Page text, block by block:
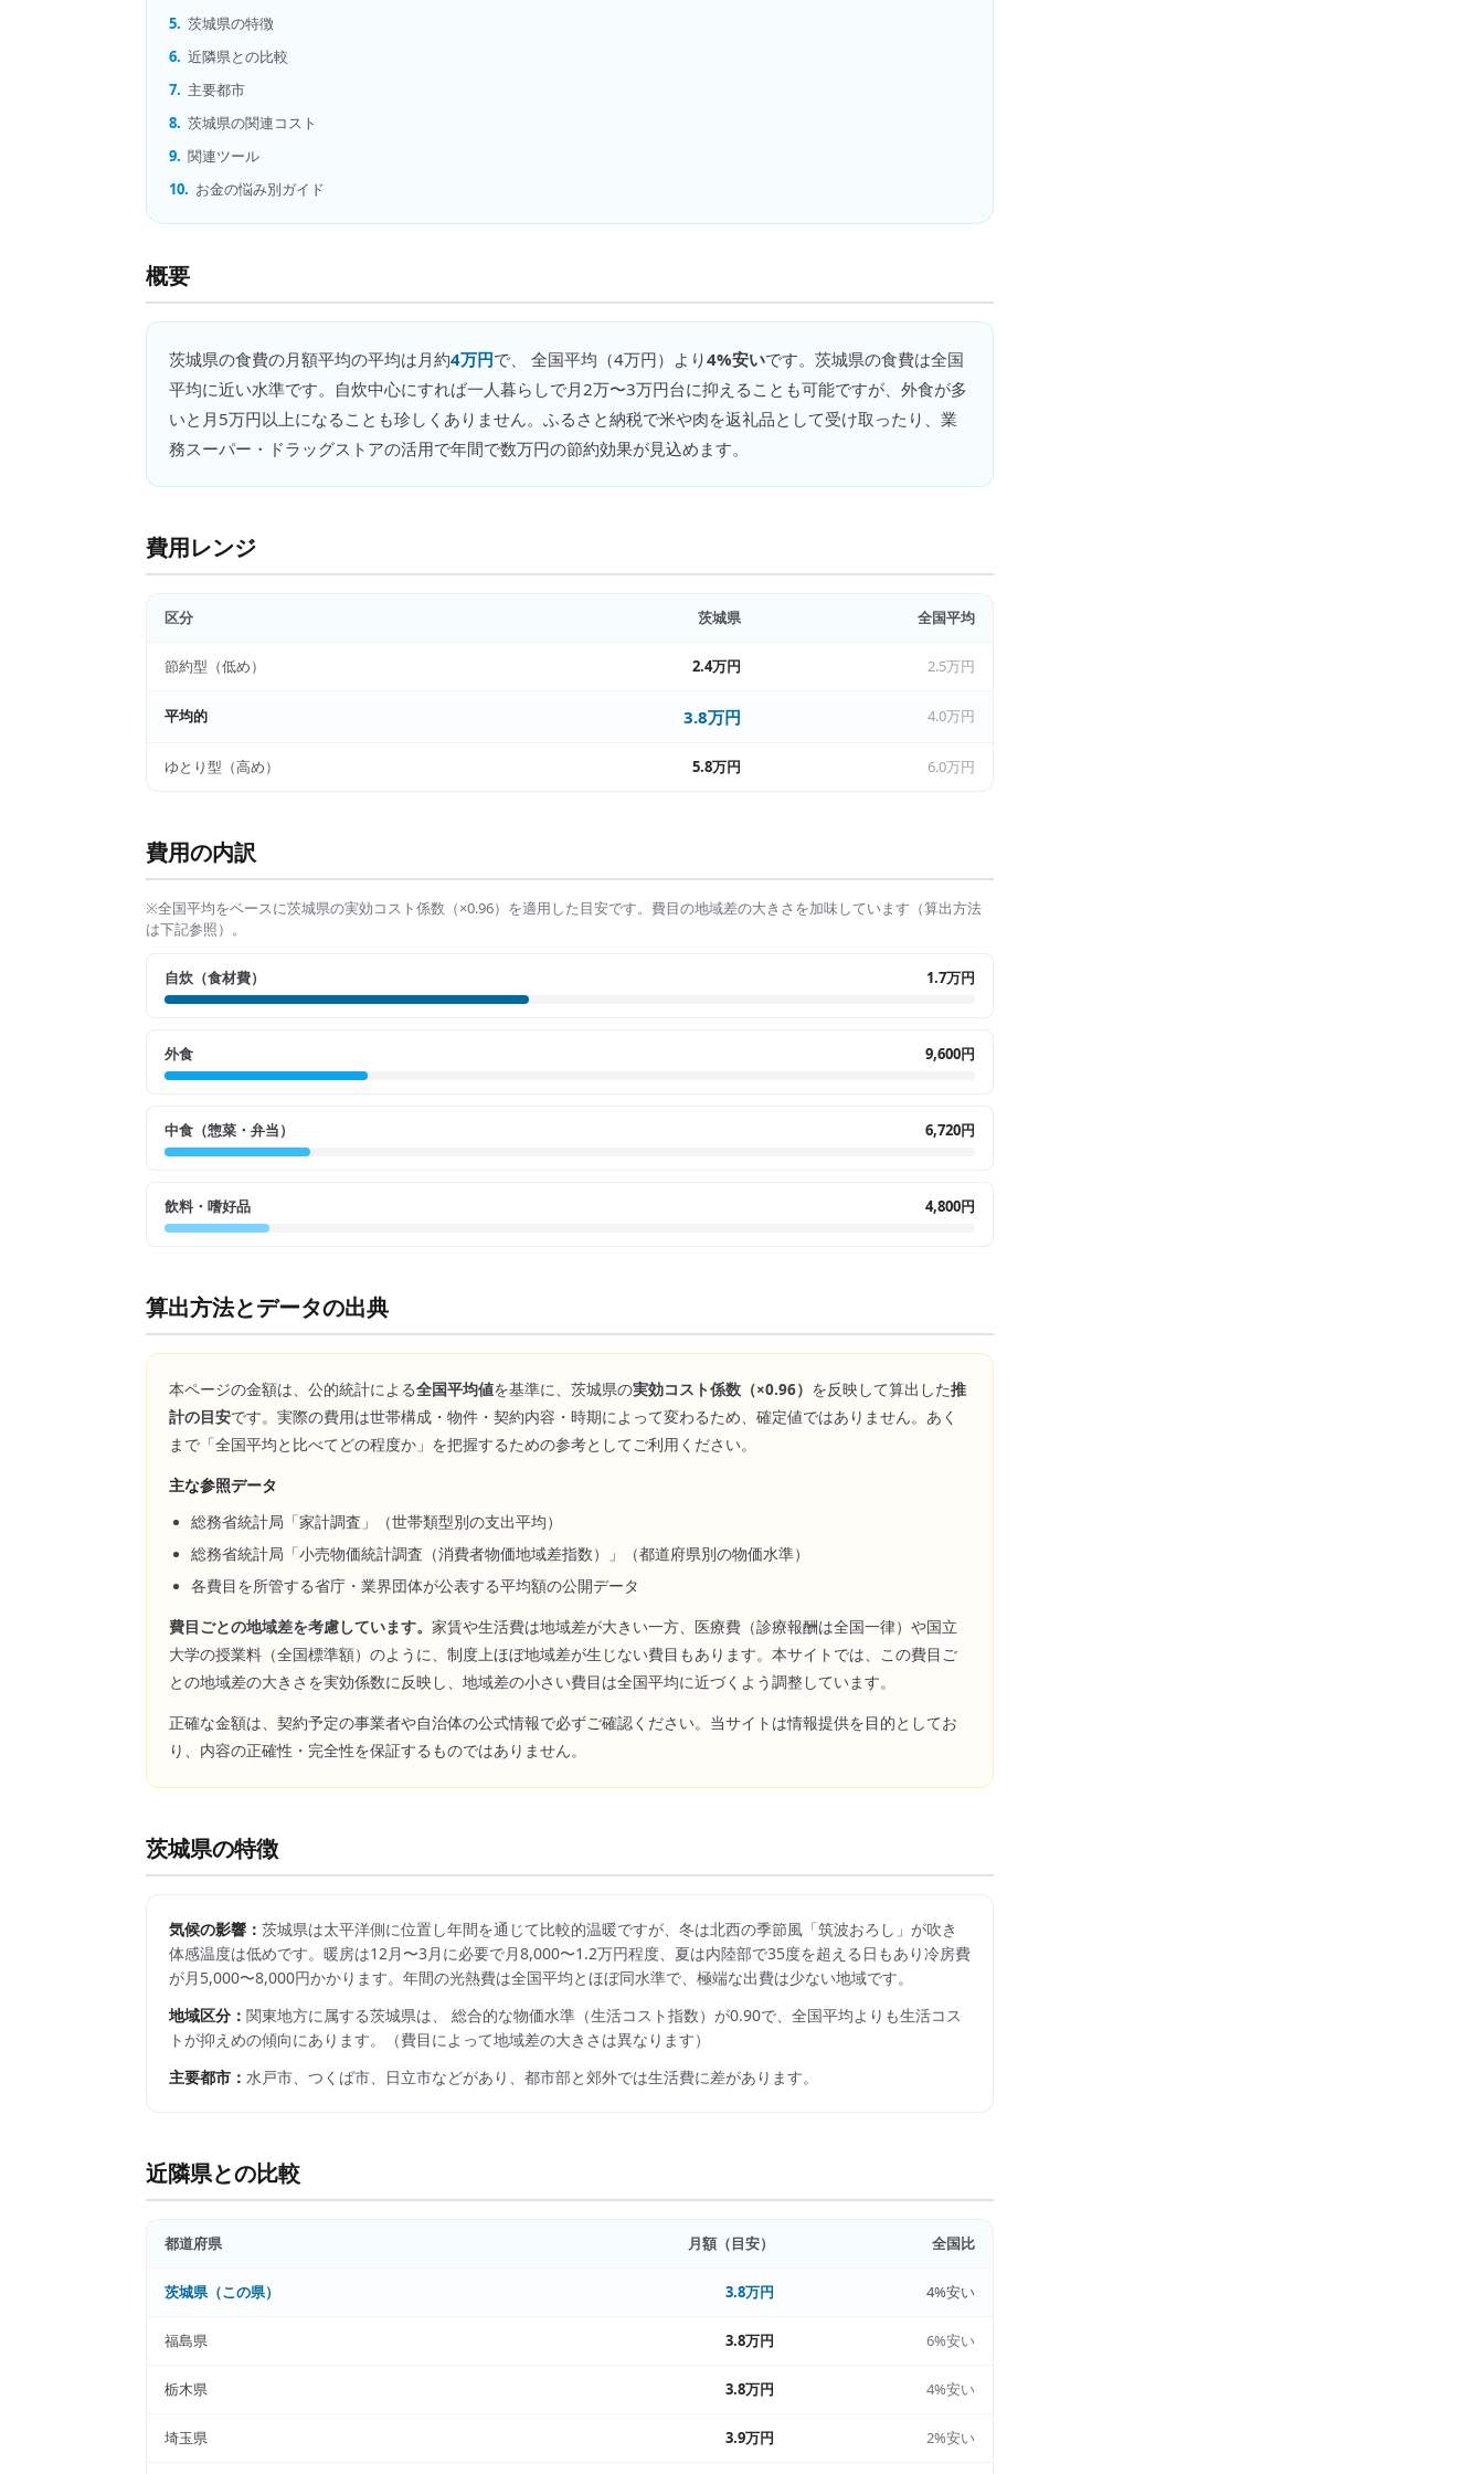
5. 茨城県の特徴
6. 近隣県との比較
7. 主要都市
8. 茨城県の関連コスト
9. 関連ツール
10. お金の悩み別ガイド
概要
茨城県の食費の月額平均の平均は月約4万円で、 全国平均（4万円）より4%安いです。 茨城県の食費は全国
平均に近い水準です。自炊中心にすれば一人暮らしで月2万〜3万円台に抑えることも可能ですが、外食が多
いと月5万円以上になることも珍しくありません。ふるさと納税で米や肉を返礼品として受け取ったり、業
務スーパー・ドラッグストアの活用で年間で数万円の節約効果が見込めます。
費用レンジ
区分 茨城県 全国平均
節約型（低め） 2.4万円 2.5万円
平均的 3.8万円 4.0万円
ゆとり型（高め） 5.8万円 6.0万円
費用の内訳
※全国平均をベースに茨城県の実効コスト係数（×0.96）を適用した目安です。費目の地域差の大きさを加味しています（算出方法
は下記参照）。
自炊（食材費） 1.7万円
外食 9,600円
中食（惣菜・弁当） 6,720円
飲料・嗜好品 4,800円
算出方法とデータの出典
本ページの金額は、公的統計による全国平均値を基準に、 茨城県の実効コスト係数（×0.96） を反映して算出した推
計の目安です。実際の費用は世帯構成・物件・契約内容・時期によって変わるため、確定値ではありません。あく
まで「全国平均と比べてどの程度か」を把握するための参考としてご利用ください。
主な参照データ
総務省統計局「家計調査」（世帯類型別の支出平均）
総務省統計局「小売物価統計調査（消費者物価地域差指数）」（都道府県別の物価水準）
各費目を所管する省庁・業界団体が公表する平均額の公開データ
費目ごとの地域差を考慮しています。 家賃や生活費は地域差が大きい一方、医療費（診療報酬は全国一律）や国立
大学の授業料（全国標準額）のように、制度上ほぼ地域差が生じない費目もあります。本サイトでは、この費目ご
との地域差の大きさを実効係数に反映し、地域差の小さい費目は全国平均に近づくよう調整しています。
正確な金額は、契約予定の事業者や自治体の公式情報で必ずご確認ください。当サイトは情報提供を目的としてお
り、内容の正確性・完全性を保証するものではありません。
茨城県の特徴
気候の影響： 茨城県は太平洋側に位置し年間を通じて比較的温暖ですが、冬は北西の季節風「筑波おろし」が吹き
体感温度は低めです。暖房は12月〜3月に必要で月8,000〜1.2万円程度、夏は内陸部で35度を超える日もあり冷房費
が月5,000〜8,000円かかります。年間の光熱費は全国平均とほぼ同水準で、極端な出費は少ない地域です。
地域区分： 関東地方に属する茨城県は、 総合的な物価水準（生活コスト指数）が0.90で、 全国平均よりも生活コス
トが抑えめの傾向にあります。
（費目によって地域差の大きさは異なります）
主要都市： 水戸市、つくば市、日立市などがあり、都市部と郊外では生活費に差があります。
近隣県との比較
都道府県 月額（目安） 全国比
茨城県（この県） 3.8万円 4%安い
福島県 3.8万円 6%安い
栃木県 3.8万円 4%安い
埼玉県 3.9万円 2%安い